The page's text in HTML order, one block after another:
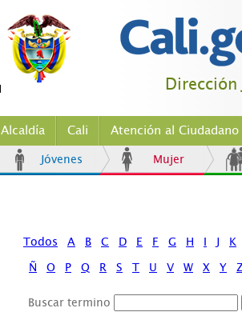
Alcaldía Cali Atención al Ciudadano
Jóvenes Mujer
Todos A B C D E F G H I J
K
Ñ
O P Q R S T U V W X Y Z
Buscar termino